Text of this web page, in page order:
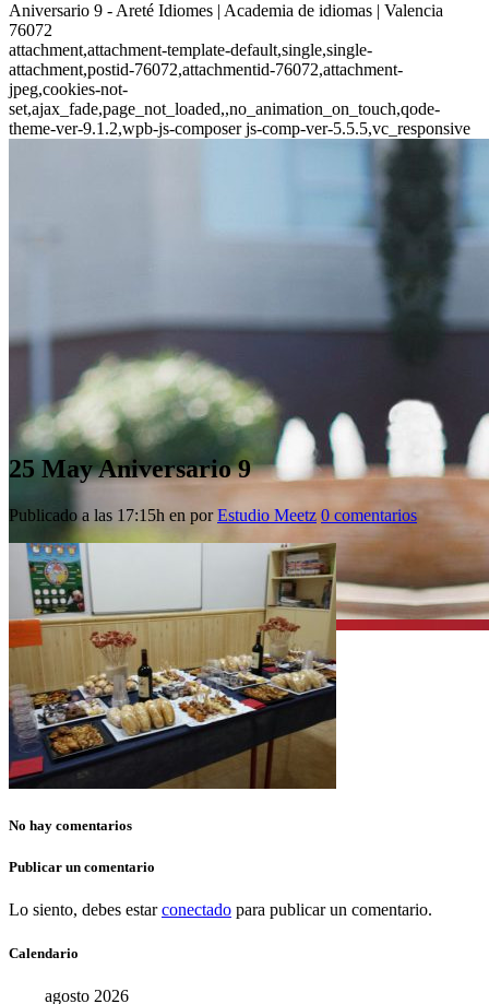
Aniversario 9 - Areté Idiomes | Academia de idiomas | Valencia
76072
attachment,attachment-template-default,single,single-
attachment,postid-76072,attachmentid-76072,attachment-
jpeg,cookies-not-
set,ajax_fade,page_not_loaded,,no_animation_on_touch,qode-
theme-ver-9.1.2,wpb-js-composer js-comp-ver-5.5.5,vc_responsive
25 MayAniversario 9
Publicado a las 17:15h en porEstudio Meetz 0 comentarios
No hay comentarios
Publicar un comentario
Lo siento, debes estarconectado para publicar un comentario.
Calendario
agosto 2026